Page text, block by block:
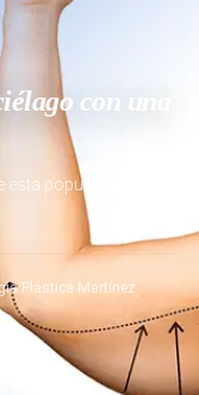
con una
popular cirugía
Plástica Martínez